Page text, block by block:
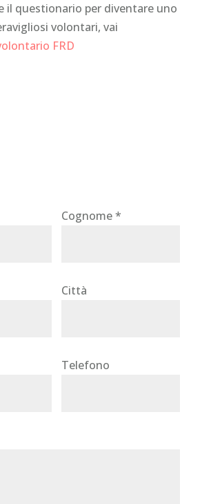
il questionario per diventare uno
volontari, vai
FRD
Cognome *
Città
Telefono